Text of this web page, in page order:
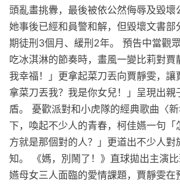
頭亂畫挑釁，最後被依公然侮辱及毀壞
她事後已經和員警和解，但毀壞文書部
期徒刑3個月、緩刑2年。 預告中當觀
吃冰淇淋的節奏時，畫風一變比莉對賈
我幸福！」更拿起菜刀丟向賈靜雯，讓
拿菜刀丟我？我是你女兒！」呈現出親
盾。 憂歡派對和小虎隊的經典歌曲〈
下，喚起不少人的青春，柯佳嬿一句「
方就是那個對的人？」更道出不少人對
知。 《媽，別鬧了！》直球拋出主演
嬿母女三人面臨的愛情課題，賈靜雯在